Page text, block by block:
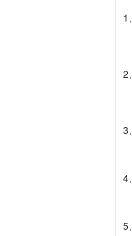
1、
2、
3、
4、
5、